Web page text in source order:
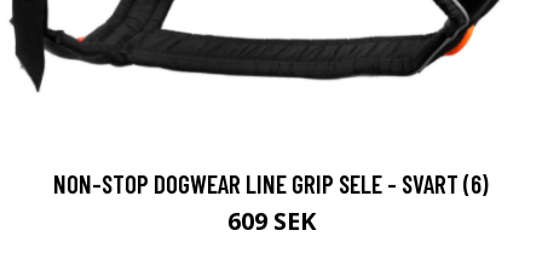
NON-STOP DOGWEAR LINE GRIP SELE - SVART (6)
609 SEK